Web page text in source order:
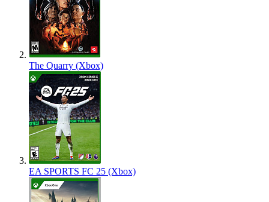
The Quarry (Xbox)
EA SPORTS FC 25 (Xbox)